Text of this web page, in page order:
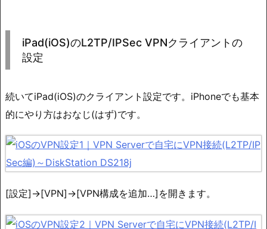
iPad(iOS)のL2TP/IPSec VPNクライアントの
設定
続いてiPad(iOS)のクライアント設定です。iPhoneでも基本
的にやり方はおなじ(はず)です。
[設定]→[VPN]→[VPN構成を追加…]を開きます。